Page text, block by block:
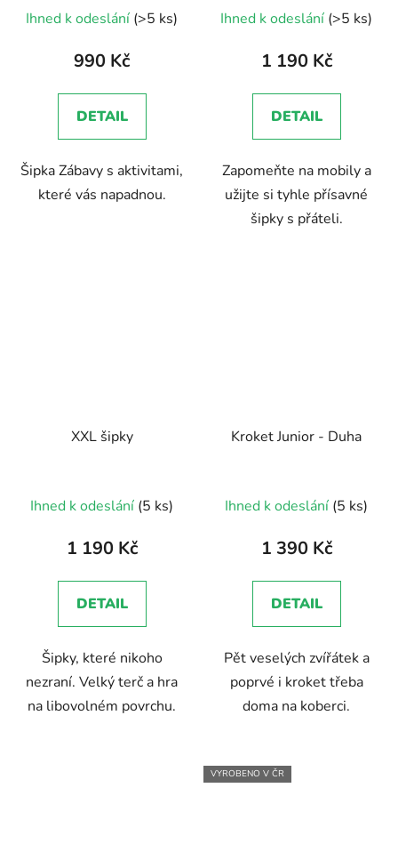
Ihned k odeslání (>5 ks)
990 Kč
DETAIL
Šipka Zábavy s aktivitami,
které vás napadnou.
hodnocení
produktu
5,0
z
hvězdiček.
Ihned k odeslání (>5 ks)
1 190 Kč
DETAIL
Zapomeňte na mobily a
užijte si tyhle přísavné
šipky s přáteli.
XXL šipky
hodnocení
produktu
3,0
z
hvězdiček.
Ihned k odeslání (5 ks)
1 190 Kč
DETAIL
Šipky, které nikoho
nezraní. Velký terč a hra
na libovolném povrchu.
Kroket Junior - Duha
hodnocení
produktu
4,7
z
hvězdiček.
Ihned k odeslání (5 ks)
1 390 Kč
DETAIL
Pět veselých zvířátek a
poprvé i kroket třeba
doma na koberci.
VYROBENO V ČR